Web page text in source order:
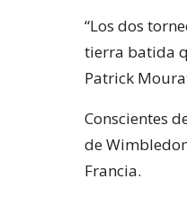
“Los dos
tierra batida
Patrick
Conscientes
de
Francia.